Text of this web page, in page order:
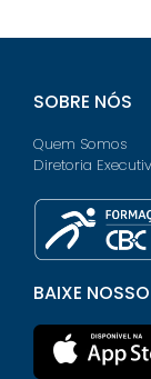
SOBRE NÓS
Quem Somos
Diretoria
BAIXE